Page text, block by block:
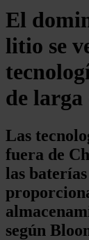
El
litio se
de
Las
fuera de
las
según